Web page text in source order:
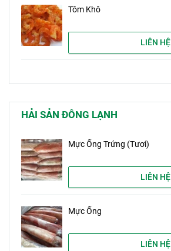
Tôm Khô
LIÊN HỆ
HẢI SẢN ĐÔNG LẠNH
Mực Ống Trứng (Tươi)
LIÊN HỆ
Mực Ống
LIÊN HỆ